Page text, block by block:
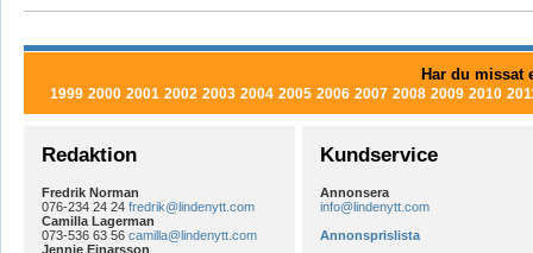
Har du missat
1999 2000 2001 2002 2003 2004 2005 2006 2007 2008 2009 2010
Redaktion
Fredrik Norman
076-234 24 24 fredrik@lindenytt.com
Camilla Lagerman
073-536 63 56 camilla@lindenytt.com
Jennie Einarsson
Kundservice
Annonsera
info@lindenytt.com
Annonsprislista